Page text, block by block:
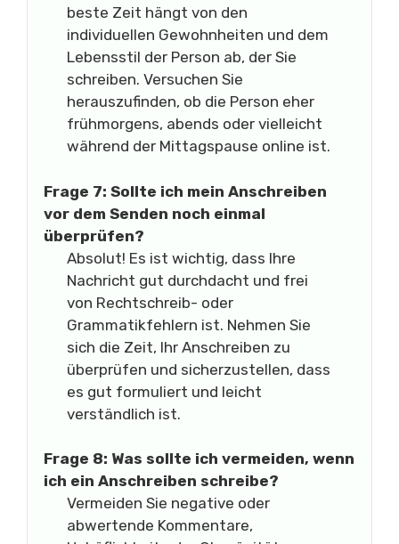
beste Zeit hängt von den
individuellen Gewohnheiten und dem
Lebensstil der Person ab, der Sie
schreiben. Versuchen Sie
herauszufinden, ob die Person eher
frühmorgens, abends oder vielleicht
während der Mittagspause online ist.
Frage 7: Sollte ich mein Anschreiben
vor dem Senden noch einmal
überprüfen?
Absolut! Es ist wichtig, dass Ihre
Nachricht gut durchdacht und frei
von Rechtschreib- oder
Grammatikfehlern ist. Nehmen Sie
sich die Zeit, Ihr Anschreiben zu
überprüfen und sicherzustellen, dass
es gut formuliert und leicht
verständlich ist.
Frage 8: Was sollte ich vermeiden, wenn
ich ein Anschreiben schreibe?
Vermeiden Sie negative oder
abwertende Kommentare,